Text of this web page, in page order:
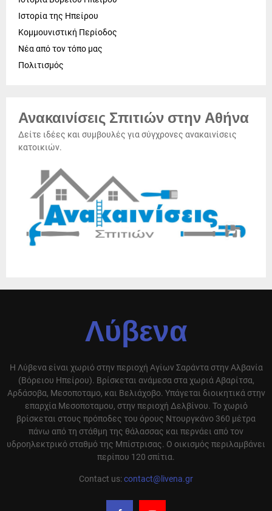
Ιστορία της Ηπείρου
Κομμουνιστική Περίοδος
Νέα από τον τόπο μας
Πολιτισμός
Ανακαινίσεις Σπιτιών στην Αθήνα
Δείτε ιδέες και συμβουλές για σύγχρονες ανακαινίσεις
κατοικιών.
Λύβενα
Η Λύβενα είναι χωριό στην περιοχή Αγίων Σαράντα στην Αλβανία
(Βόρειου Ηπείρου). Βρίσκεται ανάμεσα στα χωριά Αβαρίτσα,
Αρδάσοβα, Μεσοποταμο, και Βελιάχοβο. Υπάγεται διοικητικά στην
επαρχία Μεσοποταμου, στην περιοχή Δελβίνου. Το χωριό
βρίσκεται στους πρόποδες του όρους Ντουργκάνο 360 μέτρα
πάνω από τη στάθμη της θάλασσας και περνάει από τον
υδροηλεκτρικό σταθμό της Μπίστρισας. Ο οικισμός περιλαμβάνει
περίπου 120 σπίτια.
Contact us:contact@livena.gr